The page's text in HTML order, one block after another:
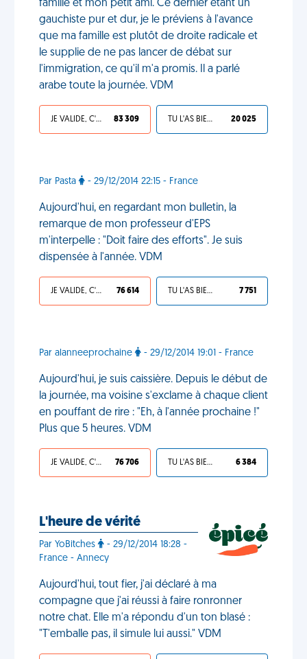
famille et mon petit ami. Ce dernier étant un
gauchiste pur et dur, je le préviens à l'avance
que ma famille est plutôt de droite radicale et
le supplie de ne pas lancer de débat sur
l'immigration, ce qu'il m'a promis. Il a parlé
arabe toute la journée. VDM
JE VALIDE, C'EST UNE VDM 83 309 TU L'AS BIEN MÉRITÉ 20 025
Par Pasta - 29/12/2014 22:15 - France
Aujourd'hui, en regardant mon bulletin, la
remarque de mon professeur d'EPS
m'interpelle : "Doit faire des efforts". Je suis
dispensée à l'année. VDM
JE VALIDE, C'EST UNE VDM 76 614 TU L'AS BIEN MÉRITÉ 7 751
Par alanneeprochaine - 29/12/2014 19:01 - France
Aujourd'hui, je suis caissière. Depuis le début de
la journée, ma voisine s'exclame à chaque client
en pouffant de rire : "Eh, à l'année prochaine !"
Plus que 5 heures. VDM
JE VALIDE, C'EST UNE VDM 76 706 TU L'AS BIEN MÉRITÉ 6 384
L'heure de vérité
Par YoBitches
- 29/12/2014 18:28 -
France - Annecy
Aujourd'hui, tout fier, j'ai déclaré à ma
compagne que j'ai réussi à faire ronronner
notre chat. Elle m'a répondu d'un ton blasé :
"T'emballe pas, il simule lui aussi." VDM